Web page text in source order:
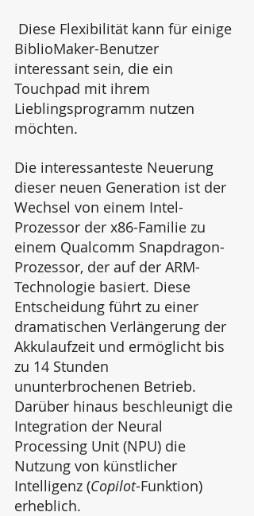
Diese Flexibilität kann für einige
BiblioMaker-Benutzer
interessant sein, die ein
Touchpad mit ihrem
Lieblingsprogramm nutzen
möchten.
Die interessanteste Neuerung
dieser neuen Generation ist der
Wechsel von einem Intel-
Prozessor der x86-Familie zu
einem Qualcomm Snapdragon-
Prozessor, der auf der ARM-
Technologie basiert. Diese
Entscheidung führt zu einer
dramatischen Verlängerung der
Akkulaufzeit und ermöglicht bis
zu 14 Stunden
ununterbrochenen Betrieb.
Darüber hinaus beschleunigt die
Integration der Neural
Processing Unit (NPU) die
Nutzung von künstlicher
Intelligenz (Copilot-Funktion)
erheblich.